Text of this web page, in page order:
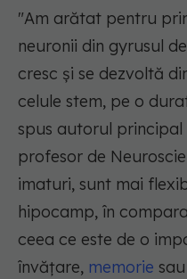
"Am arătat pentru
neuronii din gyrusul
cresc și se dezvoltă
celule stem, pe o
spus autorul principal
profesor de
imaturi, sunt mai
hipocamp, în
ceea ce este de o
învățare, memorie